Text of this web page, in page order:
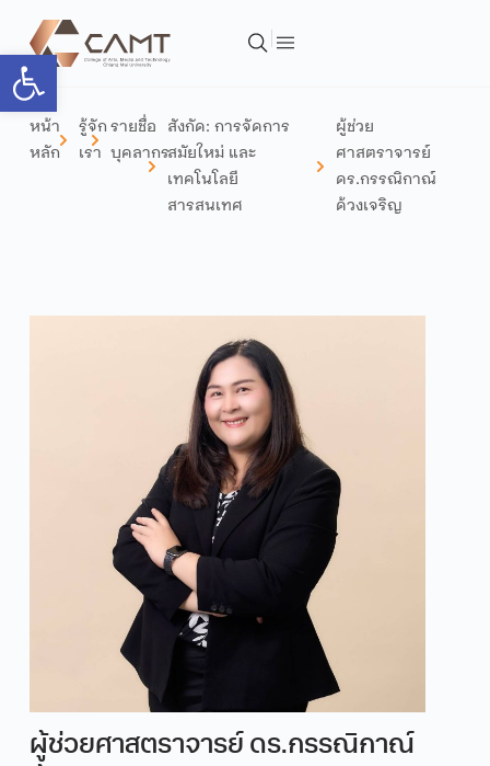
Open toolbar
หน้า
หลัก
รู้จัก
เรา
รายชื่อ
บุคลากร
สังกัด: การจัดการ
สมัยใหม่ และ
เทคโนโลยี
สารสนเทศ
ผู้ช่วย
ศาสตราจารย์
ดร.กรรณิกาณ์
ด้วงเจริญ
ผู้ช่วยศาสตราจารย์ ดร.กรรณิกาณ์